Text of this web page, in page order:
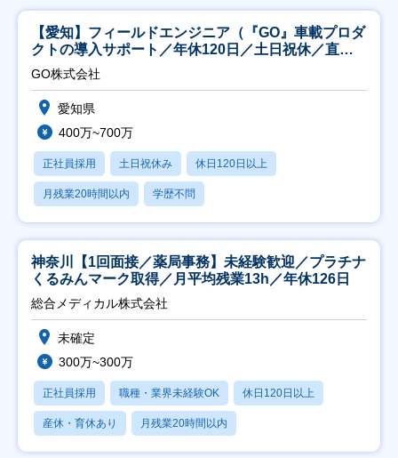
【愛知】フィールドエンジニア（『GO』車載プロダ
クトの導入サポート／年休120日／土日祝休／直行
直帰
GO株式会社
愛知県
400万~700万
正社員採用 土日祝休み 休日120日以上
月残業20時間以内 学歴不問
神奈川【1回面接／薬局事務】未経験歓迎／プラチナ
くるみんマーク取得／月平均残業13h／年休126日
総合メディカル株式会社
未確定
300万~300万
正社員採用 職種・業界未経験OK 休日120日以上
産休・育休あり 月残業20時間以内